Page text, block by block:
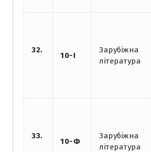
32.
10-І
Зарубіжна
література
33.
10-Ф
Зарубіжна
література